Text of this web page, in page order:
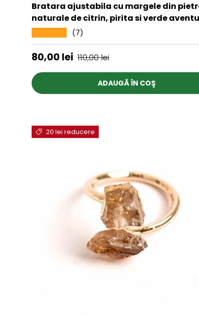
Bratara ajustabila cu margele din
naturale de citrin, pirita si verde
de 8 mm - Bratara pentru Atragerea
Bogatiei si Succesului
(7)
Preț de vânzare
80,00 lei Preț obișnuit
110,00 lei
ADAUGĂ ÎN COŞ
20 lei reducere